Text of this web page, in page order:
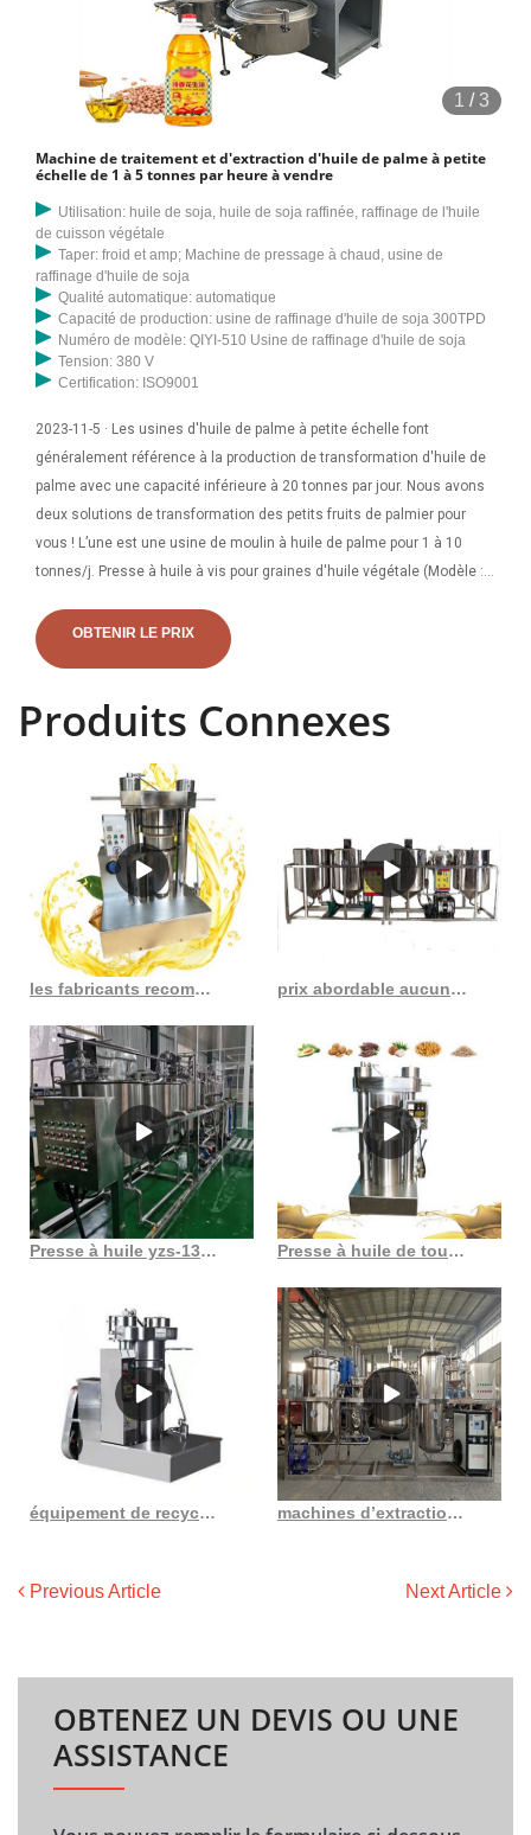
1 /3
Machine de traitement et d'extraction d'huile de palme à petite
échelle de 1 à 5 tonnes par heure à vendre
Utilisation: huile de soja, huile de soja raffinée, raffinage de l'huile
de cuisson végétale
Taper: froid et amp; Machine de pressage à chaud, usine de
raffinage d'huile de soja
Qualité automatique: automatique
Capacité de production: usine de raffinage d'huile de soja 300TPD
Numéro de modèle: QIYI-510 Usine de raffinage d'huile de soja
Tension: 380 V
Certification: ISO9001
2023-11-5 · Les usines d'huile de palme à petite échelle font
généralement référence à la production de transformation d'huile de
palme avec une capacité inférieure à 20 tonnes par jour. Nous avons
deux solutions de transformation des petits fruits de palmier pour
vous ! L’une est une usine de moulin à huile de palme pour 1 à 10
tonnes/j. Presse à huile à vis pour graines d'huile végétale (Modèle :
pour graines d'huile végétale. Nos expulseurs d'huile conviennent
également à presque tous les types de graines oléagineuses ou de
OBTENIR LE PRIX
Produits Connexes
les fabricants recommandent l’extracteur d’huile de graines 6yl 80 fabricants prix abordable aucun résidu à 40 deg c huile de cuisson de tournesol au Burundi
Presse à huile yzs-130, prix de gros, taille de la liste de machines uniques Presse à huile de tournesol arachide soja fabrication d’expulseur d’huile de tournesol au Cameroun
équipement de recyclage d’huile au meilleur prix au Maroc Moroccomart machines d’extraction d’huile extraction d’huile végétale extraction d’huile au Burundi
Previous Article Next Article
OBTENEZ UN DEVIS OU UNE
ASSISTANCE